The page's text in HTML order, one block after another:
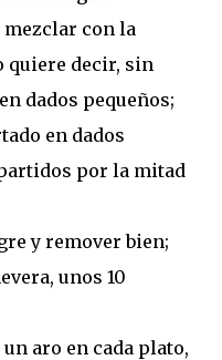
con la
quiere decir, sin
dados pequeños;
en dados
por la mitad
y remover bien;
unos 10
aro en cada plato,